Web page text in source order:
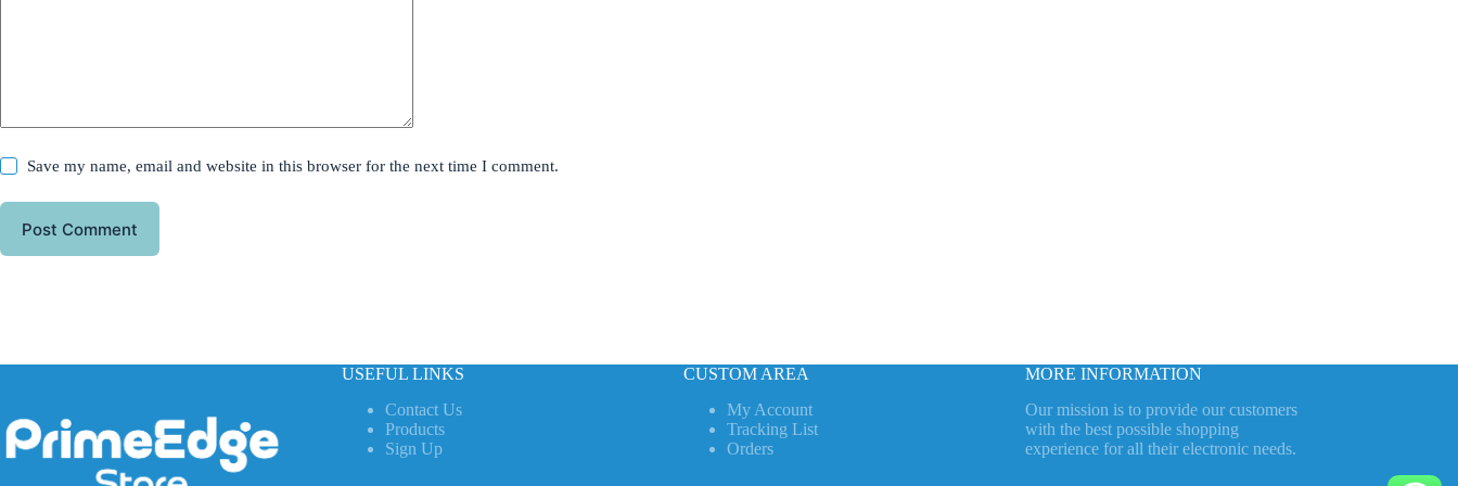
Save my name, email and website in this browser for the next time I comment.
Post Comment
USEFUL LINKS
Contact Us
Products
Sign Up
CUSTOM AREA
My Account
Tracking List
Orders
MORE INFORMATION
Our mission is to provide our customers
with the best possible shopping
experience for all their electronic needs.